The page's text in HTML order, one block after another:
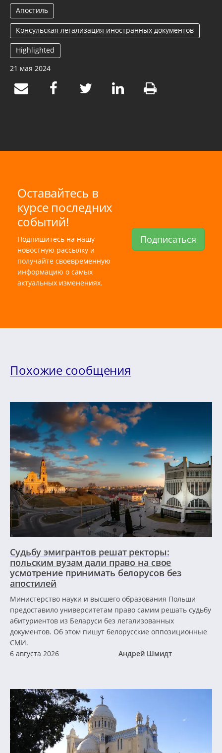
Апостиль
Консульская легализация иностранных документов
Highlighted
21 мая 2024
Оставайтесь в
курсе последних
событий!
Подпишитесь на нашу
новостную рассылку и
получайте своевременную
информацию о самых
актуальных изменениях.
Подписаться
Похожие сообщения
Судьбу эмигрантов решат ректоры:
польским вузам дали право на свое
усмотрение принимать белорусов без
апостилей
Министерство науки и высшего образования Польши
предоставило университетам право самим решать судьбу
абитуриентов из Беларуси без легализованных
документов. Об этом пишут белорусские оппозиционные
СМИ.
6 августа 2026
Андрей Шмидт